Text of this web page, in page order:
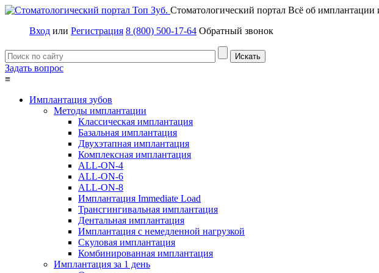
Стоматологический портал Всё об имплантации
Вход или Регистрация 8 (800) 500-17-64 Обратный звонок
Задать вопрос
≡
Имплантация зубов
Методы имплантации
Классическая имплантация
Базальная имплантация
Двухэтапная имплантация
Комплексная имплантация
ALL-ON-4
ALL-ON-6
ALL-ON-8
Имплантация Immediate Load
Трансгингивальная имплантация
Дентальная имплантация
Имплантация с немедленной нагрузкой
Скуловая имплантация
Комбинированная имплантация
Имплантация за 1 день